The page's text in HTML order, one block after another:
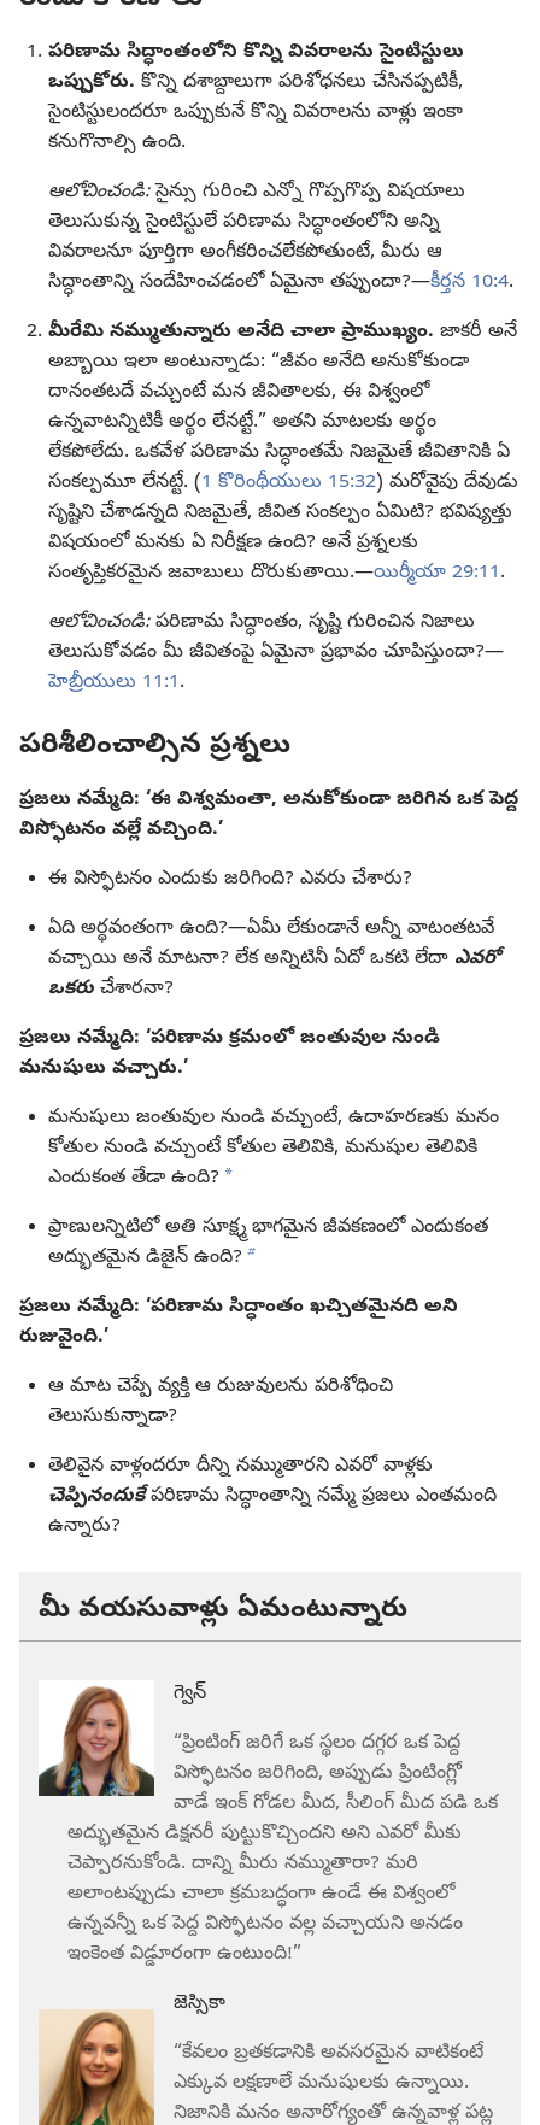
పరిణామ సిద్ధాంతంలోని కొన్ని వివరాలను సైంటిస్టులు
ఒప్పుకోరు. కొన్ని దశాబ్దాలుగా పరిశోధనలు చేసినప్పటికీ,
సైంటిస్టులందరూ ఒప్పుకునే కొన్ని వివరాలను వాళ్లు ఇంకా
కనుగొనాల్సి ఉంది.
ఆలోచించండి:సైన్సు గురించి ఎన్నో గొప్పగొప్ప విషయాలు
తెలుసుకున్న సైంటిస్టులే పరిణామ సిద్ధాంతంలోని అన్ని
వివరాలనూ పూర్తిగా అంగీకరించలేకపోతుంటే, మీరు ఆ
సిద్ధాంతాన్ని సందేహించడంలో ఏమైనా తప్పుందా?—కీర్తన 10:4.
మీరేమి నమ్ముతున్నారు అనేది చాలా ప్రాముఖ్యం. జాకరీ అనే
అబ్బాయి ఇలా అంటున్నాడు: “జీవం అనేది అనుకోకుండా
దానంతటదే వచ్చుంటే మన జీవితాలకు, ఈ విశ్వంలో
ఉన్నవాటన్నిటికీ అర్థం లేనట్టే.” అతని మాటలకు అర్థం
లేకపోలేదు. ఒకవేళ పరిణామ సిద్ధాంతమే నిజమైతే జీవితానికి ఏ
సంకల్పమూ లేనట్టే. (1 కొరింథీయులు 15:32) మరోవైపు దేవుడు
సృష్టిని చేశాడన్నది నిజమైతే, జీవిత సంకల్పం ఏమిటి? భవిష్యత్తు
విషయంలో మనకు ఏ నిరీక్షణ ఉంది? అనే ప్రశ్నలకు
సంతృప్తికరమైన జవాబులు దొరుకుతాయి.—యిర్మీయా 29:11.
ఆలోచించండి:పరిణామ సిద్ధాంతం, సృష్టి గురించిన నిజాలు
తెలుసుకోవడం మీ జీవితంపై ఏమైనా ప్రభావం చూపిస్తుందా?—
హెబ్రీయులు 11:1.
పరిశీలించాల్సిన ప్రశ్నలు
ప్రజలు నమ్మేది: ‘ఈ విశ్వమంతా, అనుకోకుండా జరిగిన ఒక పెద్ద
విస్ఫోటనం వల్లే వచ్చింది.’
ఈ విస్ఫోటనం ఎందుకు జరిగింది? ఎవరు చేశారు?
ఏది అర్థవంతంగా ఉంది?—ఏమీ లేకుండానే అన్నీ వాటంతటవే
వచ్చాయి అనే మాటనా? లేక అన్నిటినీ ఏదో ఒకటి లేదా ఎవరో
ఒకరు చేశారనా?
ప్రజలు నమ్మేది: ‘పరిణామ క్రమంలో జంతువుల నుండి
మనుషులు వచ్చారు.’
మనుషులు జంతువుల నుండి వచ్చుంటే, ఉదాహరణకు మనం
కోతుల నుండి వచ్చుంటే కోతుల తెలివికి, మనుషుల తెలివికి
ఎందుకంత తేడా ఉంది? a
ప్రాణులన్నిటిలో అతి సూక్ష్మ భాగమైన జీవకణంలో ఎందుకంత
అద్భుతమైన డిజైన్‌ ఉంది? b
ప్రజలు నమ్మేది: ‘పరిణామ సిద్ధాంతం ఖచ్చితమైనది అని
రుజువైంది.’
ఆ మాట చెప్పే వ్యక్తి ఆ రుజువులను పరిశోధించి
తెలుసుకున్నాడా?
తెలివైన వాళ్లందరూ దీన్ని నమ్ముతారని ఎవరో వాళ్లకు
చెప్పినందుకేపరిణామ సిద్ధాంతాన్ని నమ్మే ప్రజలు ఎంతమంది
ఉన్నారు?
మీ వయసువాళ్లు ఏమంటున్నారు
గ్వెన్‌
“ప్రింటింగ్‌ జరిగే ఒక స్థలం దగ్గర ఒక పెద్ద
విస్ఫోటనం జరిగింది, అప్పుడు ప్రింటింగ్లో
వాడే ఇంక్‌ గోడల మీద, సీలింగ్‌ మీద పడి ఒక
అద్భుతమైన డిక్షనరీ పుట్టుకొచ్చిందని అని ఎవరో మీకు
చెప్పారనుకోండి. దాన్ని మీరు నమ్ముతారా? మరి
అలాంటప్పుడు చాలా క్రమబద్ధంగా ఉండే ఈ విశ్వంలో
ఉన్నవన్నీ ఒక పెద్ద విస్ఫోటనం వల్ల వచ్చాయని అనడం
ఇంకెంత విడ్డూరంగా ఉంటుంది!”
జెస్సికా
“కేవలం బ్రతకడానికి అవసరమైన వాటికంటే
ఎక్కువ లక్షణాలే మనుషులకు ఉన్నాయి.
నిజానికి మనం అనారోగ్యంతో ఉన్నవాళ్ల పట్ల